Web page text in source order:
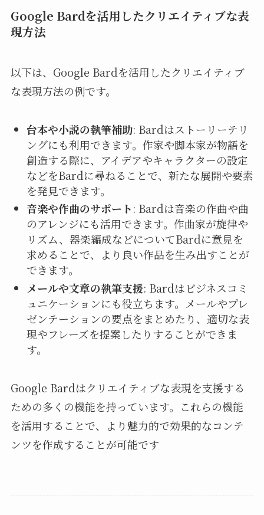
Google Bardを活用したクリエイティブな表
現方法
以下は、Google Bardを活用したクリエイティブ
な表現方法の例です。
台本や小説の執筆補助: Bardはストーリーテリ
ングにも利用できます。作家や脚本家が物語を
創造する際に、アイデアやキャラクターの設定
などをBardに尋ねることで、新たな展開や要素
を発見できます。
音楽や作曲のサポート: Bardは音楽の作曲や曲
のアレンジにも活用できます。作曲家が旋律や
リズム、器楽編成などについてBardに意見を
求めることで、より良い作品を生み出すことが
できます。
メールや文章の執筆支援: Bardはビジネスコミ
ュニケーションにも役立ちます。メールやプレ
ゼンテーションの要点をまとめたり、適切な表
現やフレーズを提案したりすることができま
す。
Google Bardはクリエイティブな表現を支援する
ための多くの機能を持っています。これらの機能
を活用することで、より魅力的で効果的なコンテ
ンツを作成することが可能です